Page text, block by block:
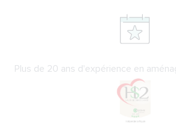
Plus de 20 ans d'expérience en